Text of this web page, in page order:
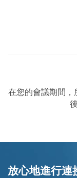
在您的會議期間
放心地進行連